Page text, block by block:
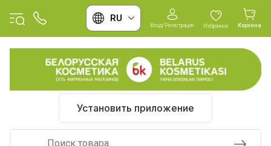
RU
Вход/Регистрация Избранное Корзина
Установить приложение